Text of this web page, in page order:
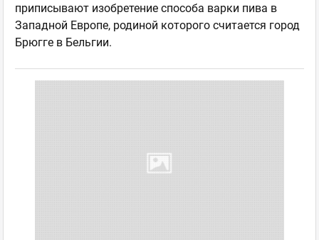
приписывают изобретение способа варки пива в
Западной Европе, родиной которого считается город
Брюгге в Бельгии.